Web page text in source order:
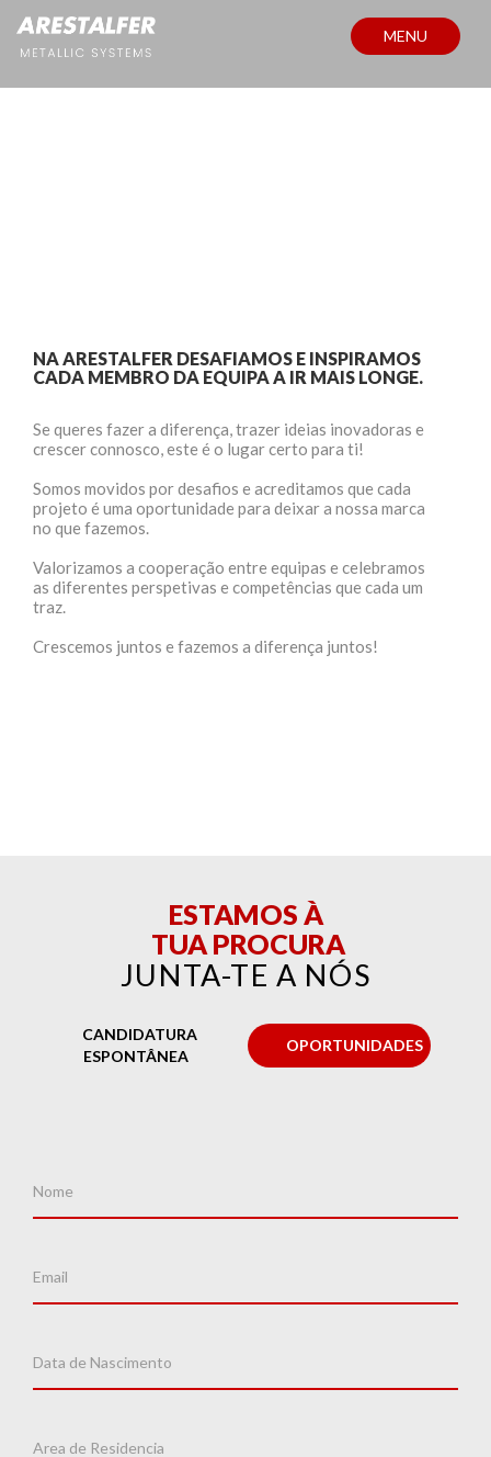
MENU
NA ARESTALFER DESAFIAMOS E INSPIRAMOS
CADA MEMBRO DA EQUIPA A IR MAIS LONGE.
Se queres fazer a diferença, trazer ideias inovadoras e
crescer connosco, este é o lugar certo para ti!
Somos movidos por desafios e acreditamos que cada
projeto é uma oportunidade para deixar a nossa marca
no que fazemos.
Valorizamos a cooperação entre equipas e celebramos
as diferentes perspetivas e competências que cada um
traz.
Crescemos juntos e fazemos a diferença juntos!
ESTAMOS À
TUA PROCURA
JUNTA-TE A NÓS
CANDIDATURA
ESPONTÂNEA
OPORTUNIDADES